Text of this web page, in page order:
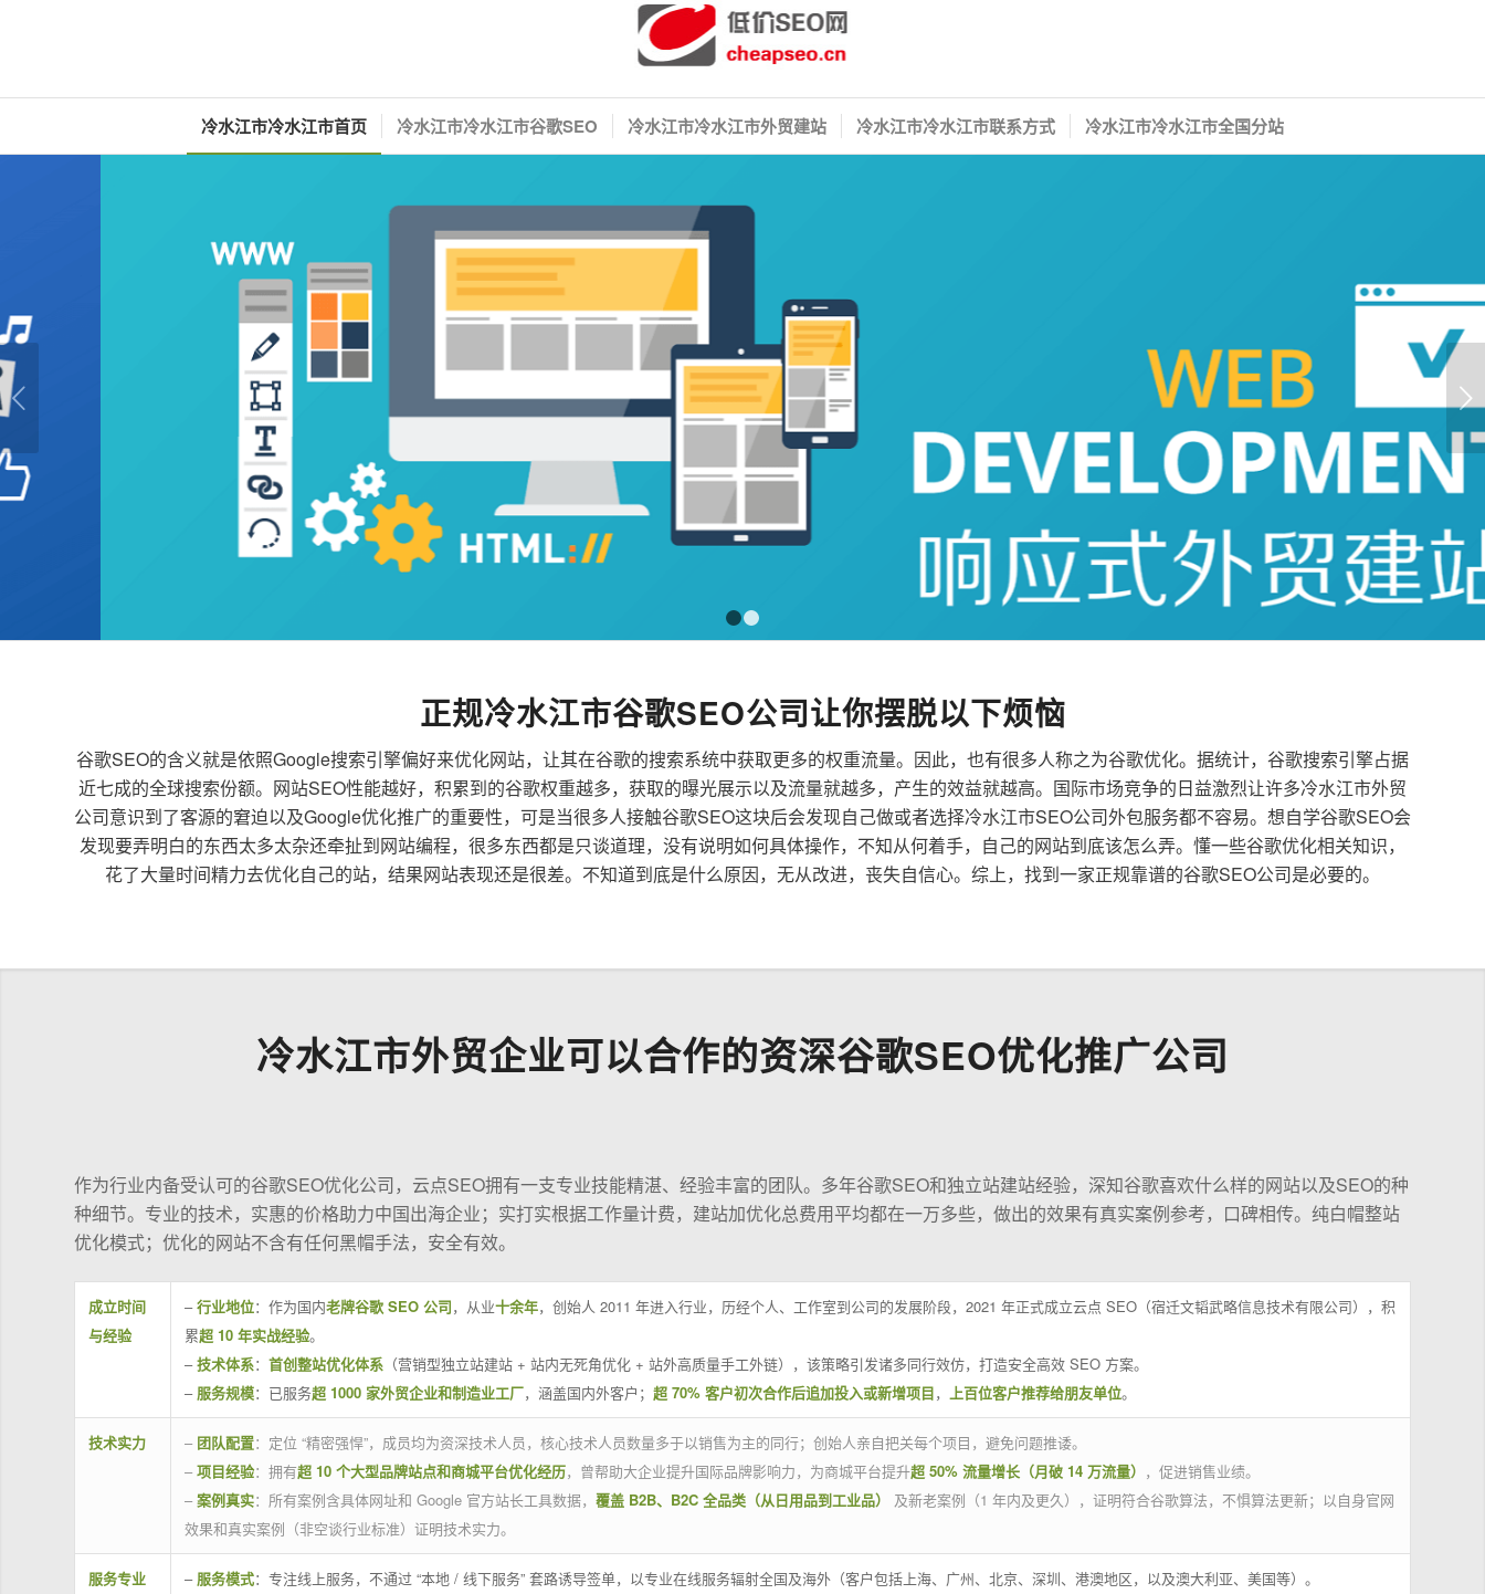
冷水江市冷水江市首页 冷水江市冷水江市谷歌SEO 冷水江市冷水江市外贸建站 冷水江市冷水江市联系方式 冷水江市冷水江市全国分站
下一页
正规冷水江市谷歌SEO公司让你摆脱以下烦恼
谷歌SEO的含义就是依照Google搜索引擎偏好来优化网站，让其在谷歌的搜索系统中获取更多的权重流量。因此，也有很多人称之为谷歌优化。据统计，谷歌搜索引擎占据
近七成的全球搜索份额。网站SEO性能越好，积累到的谷歌权重越多，获取的曝光展示以及流量就越多，产生的效益就越高。国际市场竞争的日益激烈让许多冷水江市外贸
公司意识到了客源的窘迫以及Google优化推广的重要性，可是当很多人接触谷歌SEO这块后会发现自己做或者选择冷水江市SEO公司外包服务都不容易。想自学谷歌SEO会
发现要弄明白的东西太多太杂还牵扯到网站编程，很多东西都是只谈道理，没有说明如何具体操作，不知从何着手，自己的网站到底该怎么弄。懂一些谷歌优化相关知识，
花了大量时间精力去优化自己的站，结果网站表现还是很差。不知道到底是什么原因，无从改进，丧失自信心。综上，找到一家正规靠谱的谷歌SEO公司是必要的。
冷水江市外贸企业可以合作的资深谷歌SEO优化推广公司
作为行业内备受认可的谷歌SEO优化公司，云点SEO拥有一支专业技能精湛、经验丰富的团队。多年谷歌SEO和独立站建站经验，深知谷歌喜欢什么样的网站以及SEO的种
种细节。专业的技术，实惠的价格助力中国出海企业；实打实根据工作量计费，建站加优化总费用平均都在一万多些，做出的效果有真实案例参考，口碑相传。纯白帽整站
优化模式；优化的网站不含有任何黑帽手法，安全有效。
成立时间
与经验
–行业地位：作为国内老牌谷歌 SEO 公司，从业十余年，创始人 2011 年进入行业，历经个人、工作室到公司的发展阶段，2021 年正式成立云点 SEO（宿迁文韬武略信息技术有限公司），积
累超 10 年实战经验。
–技术体系： 首创整站优化体系 （营销型独立站建站 + 站内无死角优化 + 站外高质量手工外链），该策略引发诸多同行效仿，打造安全高效 SEO 方案。
– 服务规模：已服务超 1000 家外贸企业和制造业工厂，涵盖国内外客户； 超 70% 客户初次合作后追加投入或新增项目， 上百位客户推荐给朋友单位。
技术实力 – 团队配置：定位 “精密强悍”，成员均为资深技术人员，核心技术人员数量多于以销售为主的同行；创始人亲自把关每个项目，避免问题推诿。
– 项目经验：拥有超 10 个大型品牌站点和商城平台优化经历，曾帮助大企业提升国际品牌影响力，为商城平台提升超 50% 流量增长（月破 14 万流量） ，促进销售业绩。
– 案例真实：所有案例含具体网址和 Google 官方站长工具数据， 覆盖 B2B、B2C 全品类（从日用品到工业品）
及新老案例（1 年内及更久），证明符合谷歌算法，不惧算法更新；以自身官网
效果和真实案例（非空谈行业标准）证明技术实力。
服务专业
– 服务模式：专注线上服务，不通过 “本地 / 线下服务” 套路诱导签单，以专业在线服务辐射全国及海外（客户包括上海、广州、北京、深圳、港澳地区，以及澳大利亚、美国等）。